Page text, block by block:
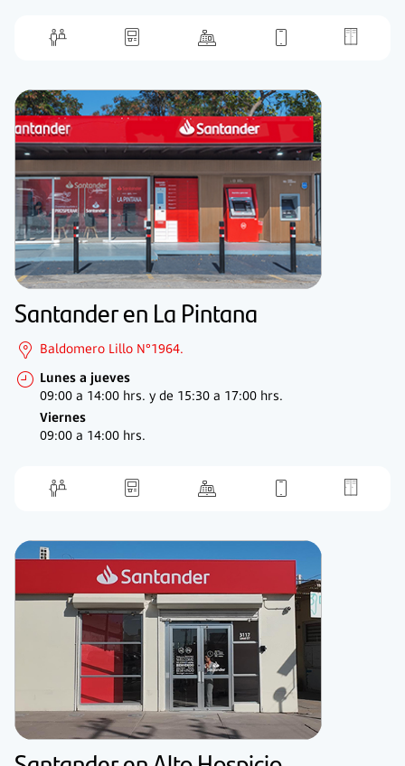
Santander en La Pintana
Baldomero Lillo N°1964.
Lunes a jueves
09:00 a 14:00 hrs. y de 15:30 a 17:00 hrs.
Viernes
09:00 a 14:00 hrs.